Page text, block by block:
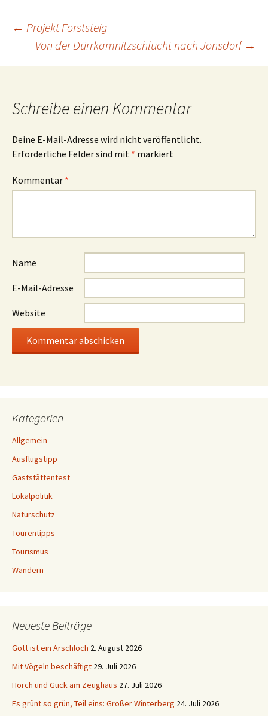
Beitrags-
Navigation
← Projekt Forststeig
Von der Dürrkamnitzschlucht nach Jonsdorf →
Schreibe einen Kommentar
Deine E-Mail-Adresse wird nicht veröffentlicht.
Erforderliche Felder sind mit * markiert
Kommentar *
Name
E-Mail-Adresse
Website
Kategorien
Allgemein
Ausflugstipp
Gaststättentest
Lokalpolitik
Naturschutz
Tourentipps
Tourismus
Wandern
Neueste Beiträge
Gott ist ein Arschloch 2. August 2026
Mit Vögeln beschäftigt 29. Juli 2026
Horch und Guck am Zeughaus 27. Juli 2026
Es grünt so grün, Teil eins: Großer Winterberg 24. Juli 2026